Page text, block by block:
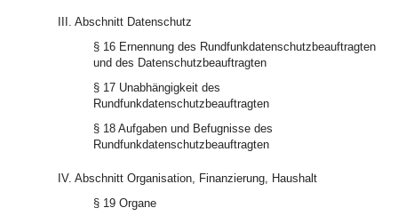
III. Abschnitt Datenschutz
§ 16 Ernennung des Rundfunkdatenschutzbeauftragten
und des Datenschutzbeauftragten
§ 17 Unabhängigkeit des
Rundfunkdatenschutzbeauftragten
§ 18 Aufgaben und Befugnisse des
Rundfunkdatenschutzbeauftragten
IV. Abschnitt Organisation, Finanzierung, Haushalt
§ 19 Organe